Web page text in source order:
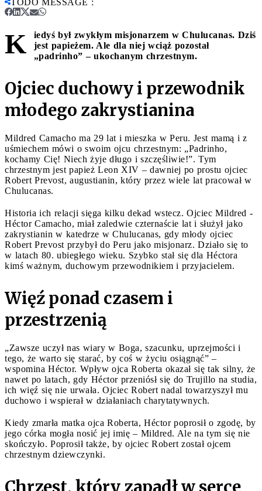
K
iedyś był zwykłym misjonarzem w Chulucanas. Dziś
jest papieżem. Ale dla niej wciąż pozostał
„padrinho” – ukochanym chrzestnym.
Ojciec duchowy i przewodnik
młodego zakrystianina
Mildred Camacho ma 29 lat i mieszka w Peru. Jest mamą i z
uśmiechem mówi o swoim ojcu chrzestnym: „Padrinho,
kochamy Cię! Niech żyje długo i szczęśliwie!”. Tym
chrzestnym jest papież Leon XIV – dawniej po prostu ojciec
Robert Prevost, augustianin, który przez wiele lat pracował w
Chulucanas.
Historia ich relacji sięga kilku dekad wstecz. Ojciec Mildred -
Héctor Camacho, miał zaledwie czternaście lat i służył jako
zakrystianin w katedrze w Chulucanas, gdy młody ojciec
Robert Prevost przybył do Peru jako misjonarz. Działo się to
w latach 80. ubiegłego wieku. Szybko stał się dla Héctora
kimś ważnym, duchowym przewodnikiem i przyjacielem.
Więź ponad czasem i
przestrzenią
„Zawsze uczył nas wiary w Boga, szacunku, uprzejmości i
tego, że warto się starać, by coś w życiu osiągnąć” –
wspomina Héctor. Wpływ ojca Roberta okazał się tak silny, że
nawet po latach, gdy Héctor przeniósł się do Trujillo na studia,
ich więź się nie urwała. Ojciec Robert nadal towarzyszył mu
duchowo i wspierał w działaniach charytatywnych.
Kiedy zmarła matka ojca Roberta, Héctor poprosił o zgodę, by
jego córka mogła nosić jej imię – Mildred. Ale na tym się nie
skończyło. Poprosił także, by ojciec Robert został ojcem
chrzestnym dziewczynki.